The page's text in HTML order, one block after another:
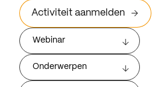
Activiteit aanmelden
Webinar
Onderwerpen